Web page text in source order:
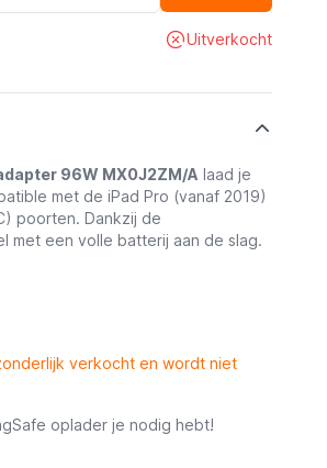
Uitverkocht
96W MX0J2ZM/A laad je
met de iPad Pro (vanaf 2019)
poorten. Dankzij de
met een volle batterij aan de slag.
verkocht en wordt niet
oplader je nodig hebt!